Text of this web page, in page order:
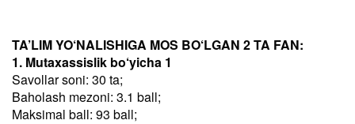
TA’LIM YO‘NALISHIGA MOS BO‘LGAN 2 TA FAN:
1. Mutaxassislik bo‘yicha 1
Savollar soni: 30 ta;
Baholash mezoni: 3.1 ball;
Maksimal ball: 93 ball;